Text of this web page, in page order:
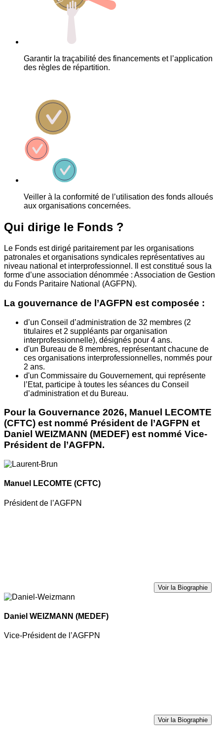
Garantir la traçabilité des financements et l’application
des règles de répartition.
Veiller à la conformité de l’utilisation des fonds alloués
aux organisations concernées.
Qui dirige le Fonds ?
Le Fonds est dirigé paritairement par les organisations
patronales et organisations syndicales représentatives au
niveau national et interprofessionnel. Il est constitué sous la
forme d’une association dénommée : Association de Gestion
du Fonds Paritaire National (AGFPN).
La gouvernance de l’AGFPN est composée :
d’un Conseil d’administration de 32 membres (2
titulaires et 2 suppléants par organisation
interprofessionnelle), désignés pour 4 ans.
d'un Bureau de 8 membres, représentant chacune de
ces organisations interprofessionnelles, nommés pour
2 ans.
d'un Commissaire du Gouvernement, qui représente
l’Etat, participe à toutes les séances du Conseil
d’administration et du Bureau.
Pour la Gouvernance 2026, Manuel LECOMTE
(CFTC) est nommé Président de l’AGFPN et
Daniel WEIZMANN (MEDEF) est nommé Vice-
Président de l’AGFPN.
Manuel LECOMTE (CFTC)
Président de l’AGFPN
Voir la Biographie
Daniel WEIZMANN (MEDEF)
Vice-Président de l’AGFPN
Voir la Biographie